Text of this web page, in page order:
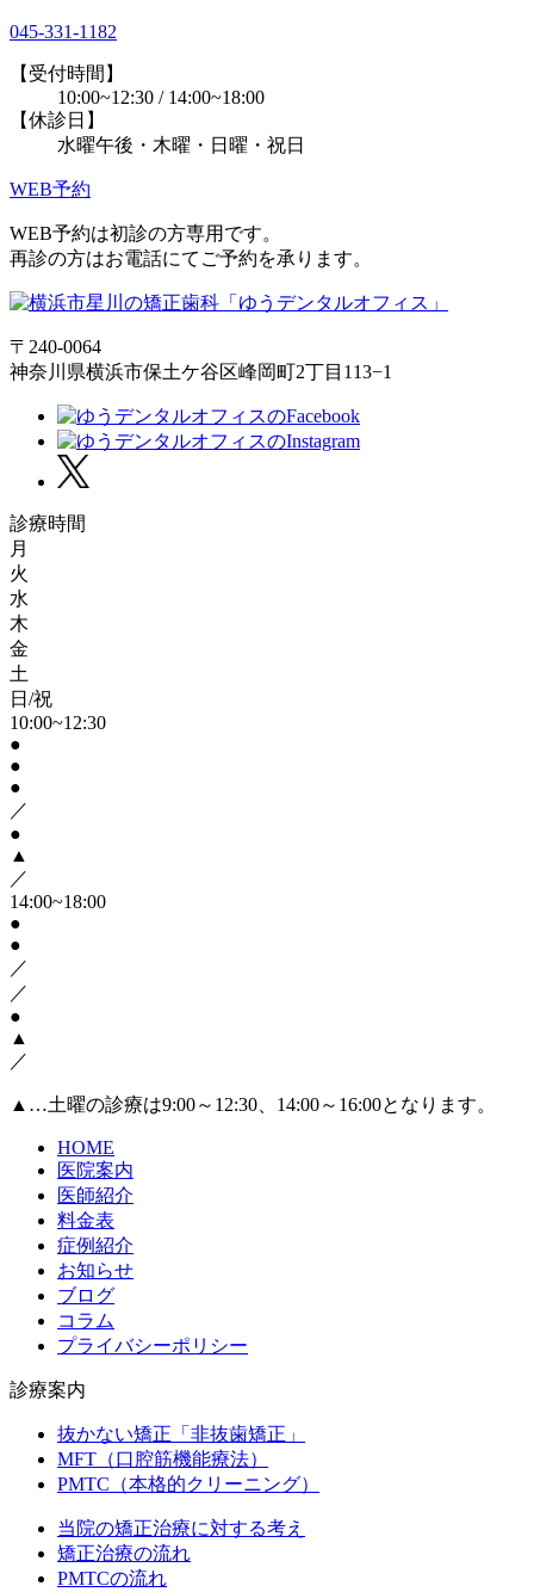
045-331-1182
【受付時間】
10:00~12:30 / 14:00~18:00
【休診日】
水曜午後・木曜・日曜・祝日
WEB予約
WEB予約は初診の方専用です。
再診の方はお電話にてご予約を承ります。
〒240-0064
神奈川県横浜市保土ケ谷区峰岡町2丁目113−1
診療時間
月
火
水
木
金
土
日/祝
10:00~12:30
●
●
●
／
●
▲
／
14:00~18:00
●
●
／
／
●
▲
／
▲ …土曜の診療は9:00～12:30、14:00～16:00となります。
HOME
医院案内
医師紹介
料金表
症例紹介
お知らせ
ブログ
コラム
プライバシーポリシー
診療案内
抜かない矯正「非抜歯矯正」
MFT（口腔筋機能療法）
PMTC（本格的クリーニング）
当院の矯正治療に対する考え
矯正治療の流れ
PMTCの流れ